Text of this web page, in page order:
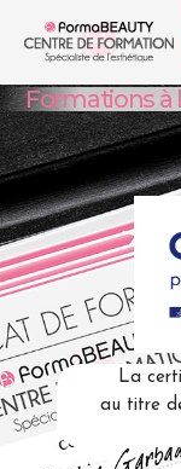
La
au titre
Formations à